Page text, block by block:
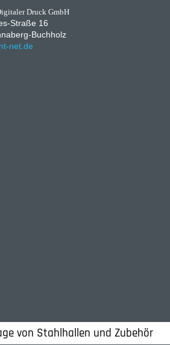
Druck GmbH
Straße 16
Buchholz
net.de
von Stahlhallen und Zubehör